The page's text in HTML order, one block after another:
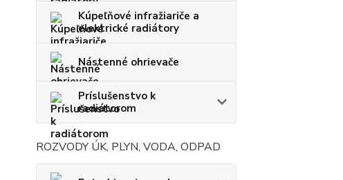
Kúpeľňové infražiariče a
elektrické radiátory
Nástenné ohrievače
Príslušenstvo k
radiátorom
ROZVODY ÚK, PLYN, VODA, ODPAD